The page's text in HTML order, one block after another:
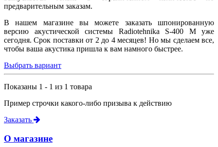
предварительным заказам.
В нашем магазине вы можете заказать шпонированную
версию акустической системы Radiotehnika S-400 M уже
сегодня. Срок поставки от 2 до 4 месяцев! Но мы сделаем все,
чтобы ваша акустика пришла к вам намного быстрее.
Выбрать вариант
Показаны 1 - 1 из 1 товара
Пример строчки какого-либо призыва к действию
Заказать
О магазине